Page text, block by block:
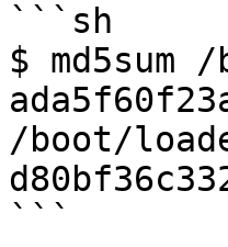
```sh
$
/boot/
```